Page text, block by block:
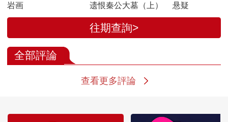
岩画
遗恨秦公大墓（上）
悬疑
往期查詢>
全部評論
查看更多評論